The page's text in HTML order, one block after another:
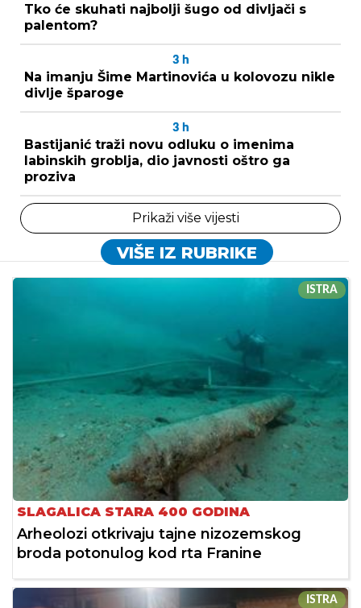
Tko će skuhati najbolji šugo od divljači s
palentom?
3 h
Na imanju Šime Martinovića u kolovozu nikle
divlje šparoge
3 h
Bastijanić traži novu odluku o imenima
labinskih groblja, dio javnosti oštro ga
proziva
Prikaži više vijesti
VIŠE IZ RUBRIKE
ISTRA
SLAGALICA STARA 400 GODINA
Arheolozi otkrivaju tajne nizozemskog
broda potonulog kod rta Franine
ISTRA